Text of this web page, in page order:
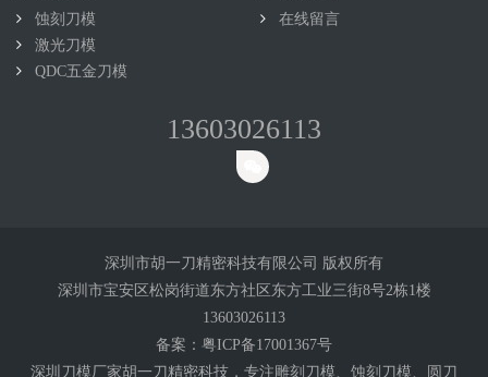
蚀刻刀模
激光刀模
QDC五金刀模
在线留言
13603026113
深圳市胡一刀精密科技有限公司 版权所有
深圳市宝安区松岗街道东方社区东方工业三街8号2栋1楼
13603026113
备案： 粤ICP备17001367号
深圳刀模厂家胡一刀精密科技，专注雕刻 刀模 、蚀刻刀模、圆刀